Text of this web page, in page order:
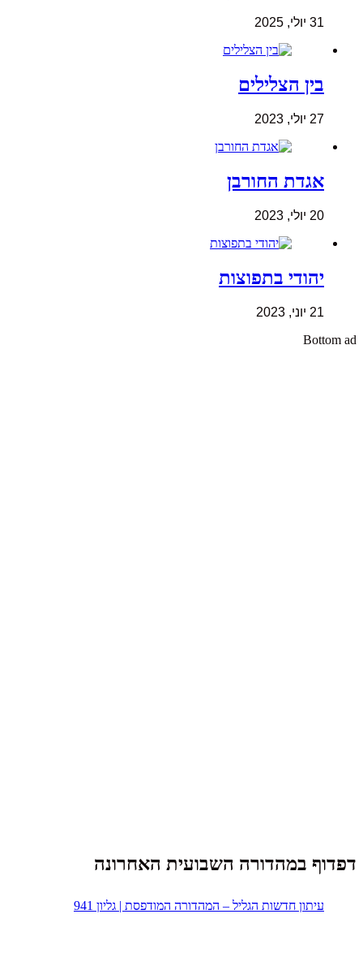
31 יולי, 2025
בין הצלילים
27 יולי, 2023
אגדת החורבן
20 יולי, 2023
יהודי בתפוצות
21 יוני, 2023
Bottom ad
דפדוף במהדורה השבועית האחרונה
עיתון חדשות הגליל – המהדורה המודפסת | גליון 941